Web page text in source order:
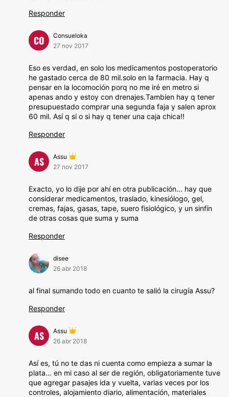
Responder
CO
Consueloka
27 nov 2017
Eso es verdad, en solo los medicamentos postoperatorio
he gastado cerca de 80 mil.solo en la farmacia. Hay q
pensar en la locomoción porq no me iré en metro si
apenas ando y estoy con drenajes.Tambien hay q tener
presupuestado comprar una segunda faja y salen aprox
60 mil. Así q si o si hay q tener una caja chica!!
Responder
AS
Assu
27 nov 2017
Exacto, yo lo dije por ahí en otra publicación... hay que
considerar medicamentos, traslado, kinesiólogo, gel,
cremas, fajas, gasas, tape, suero fisiológico, y un sinfín
de otras cosas que suma y suma
Responder
disee
26 abr 2018
al final sumando todo en cuanto te salió la cirugía Assu?
Responder
AS
Assu
26 abr 2018
Así es, tú no te das ni cuenta como empieza a sumar la
plata... en mi caso al ser de región, obligatoriamente tuve
que agregar pasajes ida y vuelta, varias veces por los
controles, alojamiento diario, alimentación, materiales